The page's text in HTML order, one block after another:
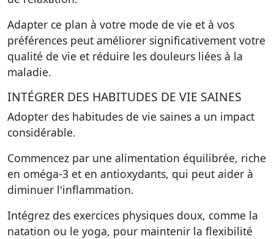
Adapter ce plan à votre mode de vie et à vos
préférences peut améliorer significativement votre
qualité de vie et réduire les douleurs liées à la
maladie.
INTÉGRER DES HABITUDES DE VIE SAINES
Adopter des habitudes de vie saines a un impact
considérable.
Commencez par une alimentation équilibrée, riche
en oméga-3 et en antioxydants, qui peut aider à
diminuer l'inflammation.
Intégrez des exercices physiques doux, comme la
natation ou le yoga, pour maintenir la flexibilité